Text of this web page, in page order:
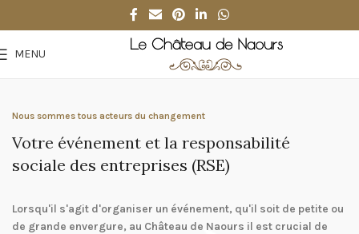
MENU
Nous sommes tous acteurs du changement
Votre événement et la responsabilité
sociale des entreprises (RSE)
Lorsqu'il s'agit d'organiser un événement, qu'il soit de petite ou
de grande envergure, au Château de Naours il est crucial de